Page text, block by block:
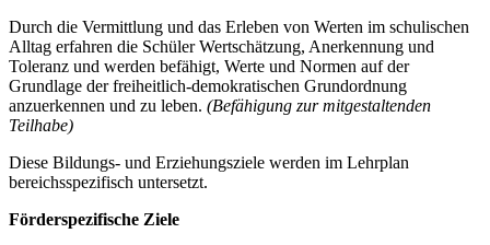
Durch die Vermittlung und das Erleben von Werten im schulischen
Alltag erfahren die Schüler Wertschätzung, Anerkennung und
Toleranz und werden befähigt, Werte und Normen auf der
Grundlage der freiheitlich-demokratischen Grundordnung
anzuerkennen und zu leben. (Befähigung zur mitgestaltenden
Teilhabe)
Diese Bildungs- und Erziehungsziele werden im Lehrplan
bereichsspezifisch untersetzt.
Förderspezifische Ziele